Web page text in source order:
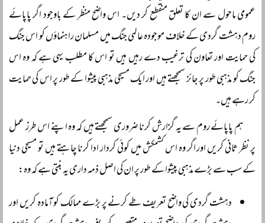
عمومی ماحول سے ان کا تعلق منقطع کر دیں۔ اس واضح منظر کے باوجود اگر پاپائے
روم دہشت گردی کے خلاف موجودہ عالمی جنگ میں مسلمان راہنماؤں کو اس جنگ
کی حمایت اور تعاون کی ترغیب دے رہیں ہیں تو اس کا مطلب یہی ہے کہ وہ اس
جنگ کو مذہبی طور پر جائز سمجھتے ہیں اور ایک مسیحی مذہبی پیشوا کے طور پر اس کی حمایت
کر رہے ہیں۔
ہم پاپائے روم سے یہ گزارش کرنا ضروری سمجھتے ہیں کہ وہ اپنے اس طرز عمل
پر نظر ثانی کریں اور اگر وہ اس کشمکش میں کوئی کردار ادا کرنا چاہتے ہیں تو مسیحی دنیا
کے سب سے بڑے مذہبی پیشوا کے طور پر ان کی اصل ذمہ داری یہ بنتی ہے کہ وہ:
دہشت گردی کی واضح تعریف طے کرنے پر بڑے ممالک کو آمادہ کریں اور